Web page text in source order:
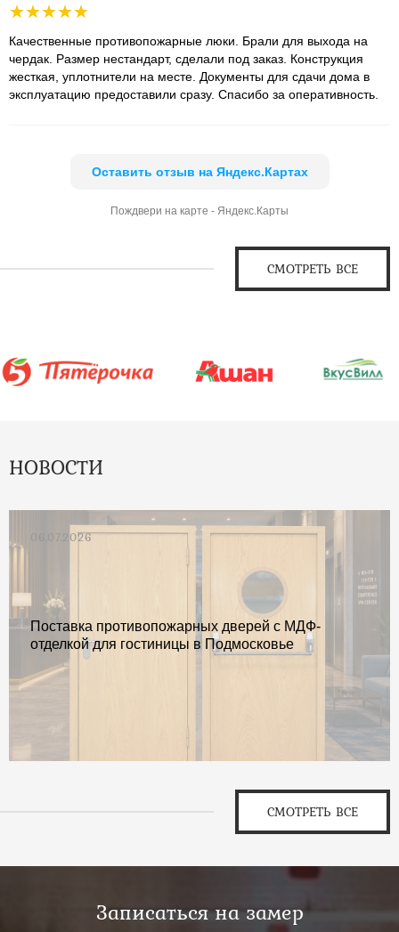
Качественные противопожарные люки. Брали для выхода на
чердак. Размер нестандарт, сделали под заказ. Конструкция
жесткая, уплотнители на месте. Документы для сдачи дома в
эксплуатацию предоставили сразу. Спасибо за оперативность.
Оставить отзыв на Яндекс.Картах
Пождвери на карте - Яндекс.Карты
СМОТРЕТЬ ВСЕ
НОВОСТИ
06.07.2026
Поставка противопожарных дверей с МДФ-
отделкой для гостиницы в Подмосковье
СМОТРЕТЬ ВСЕ
Записаться на замер